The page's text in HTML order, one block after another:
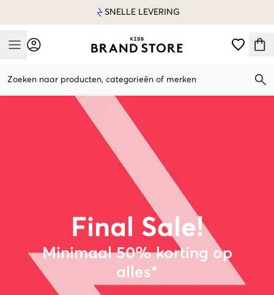
SNELLE LEVERING
Mobile Menu
Zoeken naar producten, categorieën of merken
Final Sale!
Minimaal 50% korting op
alles*